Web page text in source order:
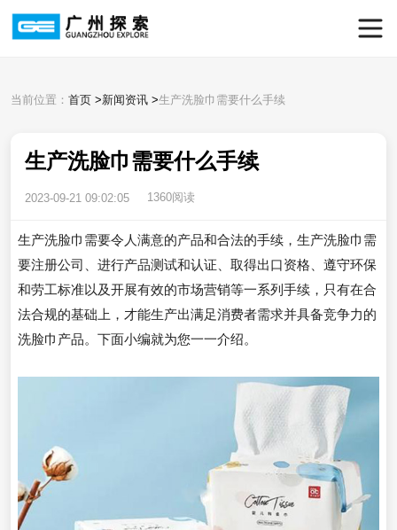
当前位置： 首页 >新闻资讯 >生产洗脸巾需要什么手续
生产洗脸巾需要什么手续
2023-09-21 09:02:05 1360阅读
生产洗脸巾需要令人满意的产品和合法的手续，生产洗脸巾需
要注册公司、进行产品测试和认证、取得出口资格、遵守环保
和劳工标准以及开展有效的市场营销等一系列手续，只有在合
法合规的基础上，才能生产出满足消费者需求并具备竞争力的
洗脸巾产品。下面小编就为您一一介绍。